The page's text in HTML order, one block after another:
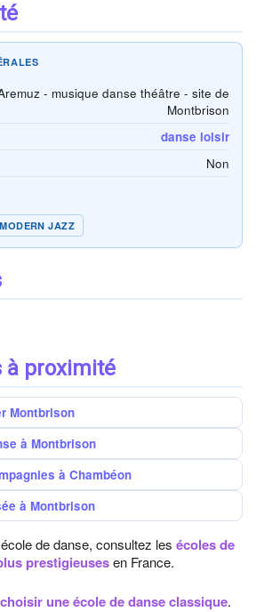
- musique danse théâtre - site de
Montbrison
danse loisir
Non
MODERN JAZZ
à proximité
Montbrison
à Montbrison
à Chambéon
à Montbrison
de danse, consultez les écoles de
prestigieusesen France.
une école de danse classique.